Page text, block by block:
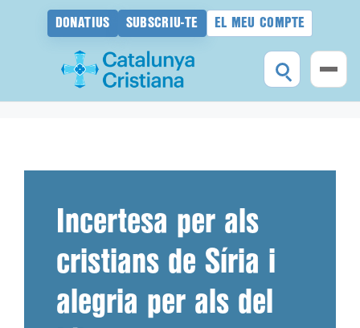
DONATIUS SUBSCRIU-TE EL MEU COMPTE
Incertesa per als
cristians de Síria i
alegria per als del